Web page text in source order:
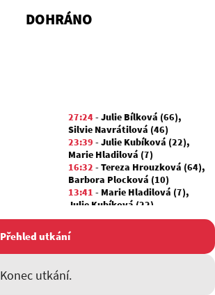
DOHRÁNO
27:24-Julie Bílková (66),
Silvie Navrátilová (46)
23:39 -Julie Kubíková (22),
Marie Hladilová (7)
16:32 -Tereza Hrouzková (64),
Barbora Plocková (10)
13:41 - Marie Hladilová (7),
Julie Kubíková (22)
06:10-Marie Hladilová (7)
00:56
Silvie Navrátilová (46)
Přehled utkání
Konec utkání.